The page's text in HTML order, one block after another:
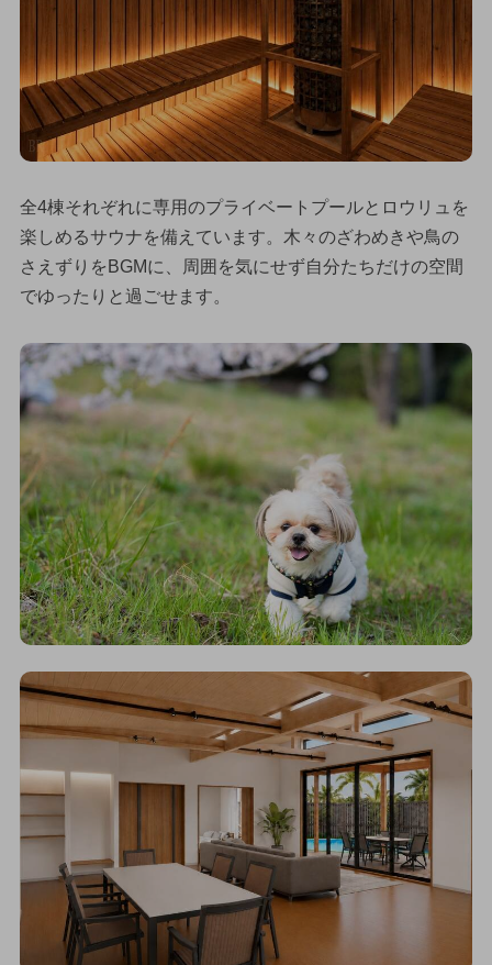
全4棟それぞれに専用のプライベートプールとロウリュを
楽しめるサウナを備えています。木々のざわめきや鳥の
さえずりをBGMに、周囲を気にせず自分たちだけの空間
でゆったりと過ごせます。